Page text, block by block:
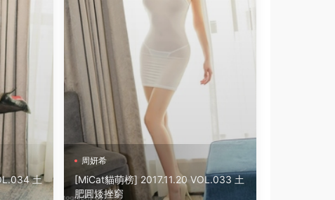
土
周妍希
[MiCat貓萌榜] 2017.11.20 VOL.033 土
肥圓矮挫窮